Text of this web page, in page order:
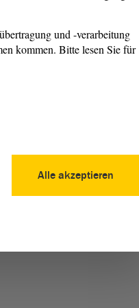
und -verarbeitung
kommen. Bitte lesen Sie für
Alle akzeptieren